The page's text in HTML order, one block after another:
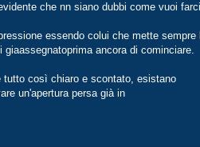
che nn siano dubbi come vuoi farci
essendo colui che mette sempre
ancora di cominciare.
tutto così chiaro e scontato, esistano
un'apertura persa già in